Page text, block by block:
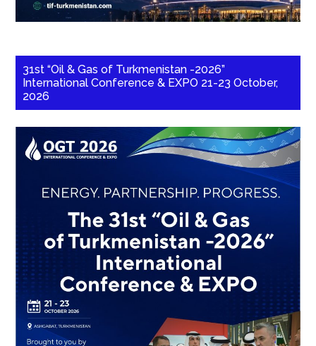
31st “Oil & Gas of Turkmenistan -2026”
International Conference & EXPO 21-23 October,
2026